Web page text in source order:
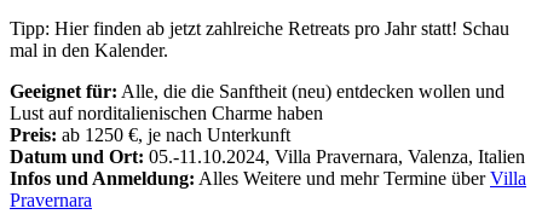
Tipp: Hier finden ab jetzt zahlreiche Retreats pro Jahr statt! Schau
mal in den Kalender.
Geeignet für: Alle, die die Sanftheit (neu) entdecken wollen und
Lust auf norditalienischen Charme haben
Preis: ab 1250 €, je nach Unterkunft
Datum und Ort: 05.-11.10.2024, Villa Pravernara, Valenza, Italien
Infos und Anmeldung: Alles Weitere und mehr Termine überVilla
Pravernara